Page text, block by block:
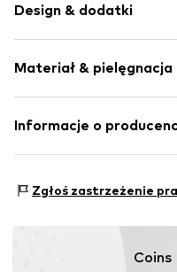
Design & dodatki
Szwy w jednym
Miękki w dotyku
Nr artykułu
Materiał & pielęgnacja
Materiał: 100% Poliester -
Informacje o
72461 Albstadt
Zgłoś zastrzeżenie
Coins